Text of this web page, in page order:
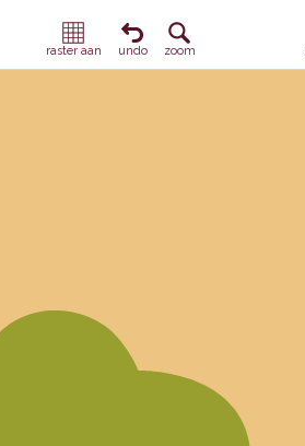
raster aan undo zoom